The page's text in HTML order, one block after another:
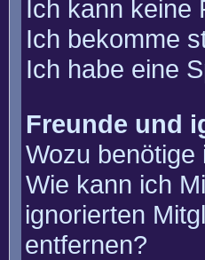
Ich kann keine
Ich bekomme
Ich habe eine
Freunde und
Wozu
Wie kann ich
ignorierten
entfernen?